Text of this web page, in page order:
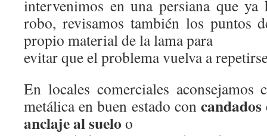
intervenimos en una persiana que
robo, revisamos también los puntos
propio material de la lama para
evitar que el problema vuelva a
En locales comerciales aconsejamos
metálica en buen estado con
anclaje al suelo o